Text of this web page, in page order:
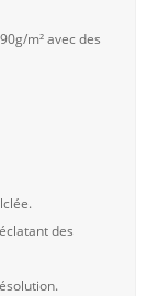
m² avec des
des